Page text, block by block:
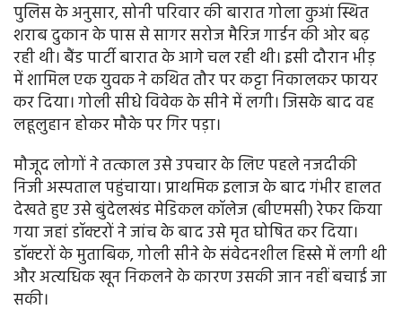
पुलिस के अनुसार, सोनी परिवार की बारात गोला कुआं स्थित
शराब दुकान के पास से सागर सरोज मैरिज गार्डन की ओर बढ़
रही थी। बैंड पार्टी बारात के आगे चल रही थी। इसी दौरान भीड़
में शामिल एक युवक ने कथित तौर पर कट्टा निकालकर फायर
कर दिया। गोली सीधे विवेक के सीने में लगी। जिसके बाद वह
लहूलुहान होकर मौके पर गिर पड़ा।
मौजूद लोगों ने तत्काल उसे उपचार के लिए पहले नजदीकी
निजी अस्पताल पहुंचाया। प्राथमिक इलाज के बाद गंभीर हालत
देखते हुए उसे बुंदेलखंड मेडिकल कॉलेज (बीएमसी) रेफर किया
गया जहां डॉक्टरों ने जांच के बाद उसे मृत घोषित कर दिया।
डॉक्टरों के मुताबिक, गोली सीने के संवेदनशील हिस्से में लगी थी
और अत्यधिक खून निकलने के कारण उसकी जान नहीं बचाई जा
सकी।